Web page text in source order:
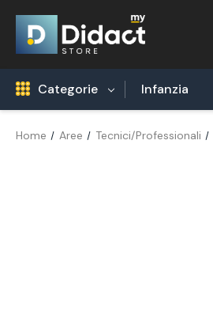
Categorie Infanzia
Home Aree Tecnici/Professionali